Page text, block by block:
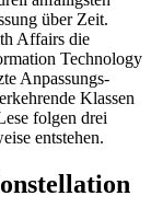
über Zeit.
Affairs die
Technology
Anpassungs-
Klassen
folgen drei
entstehen.